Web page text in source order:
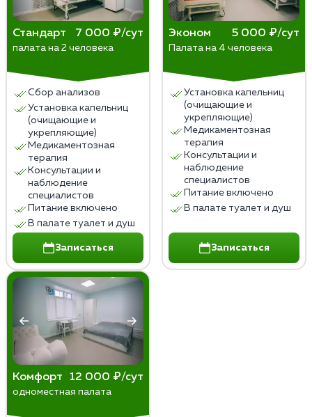
Стандарт 7 000 ₽/сут
палата на 2 человека
Сбор анализов
Установка капельниц
(очищающие и
укрепляющие)
Медикаментозная
терапия
Консультации и
наблюдение
специалистов
Питание включено
В палате туалет и душ
Записаться
Эконом 5 000 ₽/сут
Палата на 4 человека
Установка капельниц
(очищающие и
укрепляющие)
Медикаментозная
терапия
Консультации и
наблюдение
специалистов
Питание включено
В палате туалет и душ
Записаться
Комфорт 12 000 ₽/сут
одноместная палата